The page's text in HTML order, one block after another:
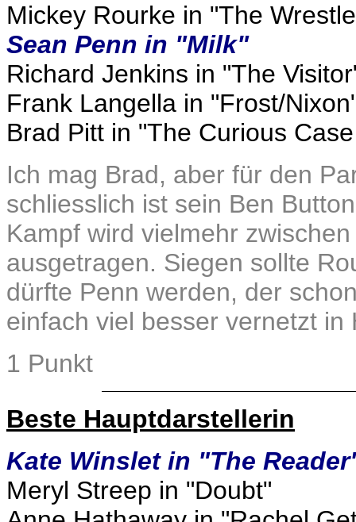
Mickey Rourke in "The
Sean Penn in "Milk"
Richard Jenkins in "The
Frank Langella in "Frost/
Brad Pitt in "The Curious
Ich mag Brad, aber für den
schliesslich ist sein Ben
Kampf wird vielmehr
ausgetragen. Siegen sollte
dürfte Penn werden, der
einfach viel besser vernetzt
1 Punkt
Beste Hauptdarstellerin
Kate Winslet in "The
Meryl Streep in "Doubt"